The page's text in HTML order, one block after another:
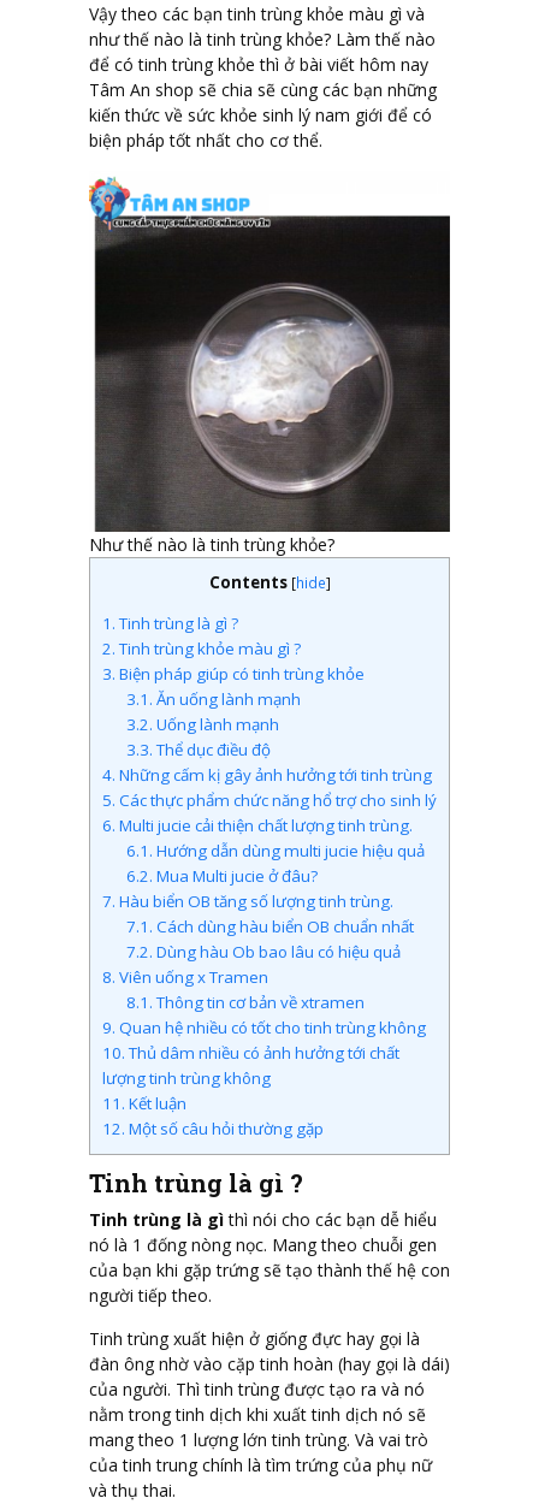
Vậy theo các bạn tinh trùng khỏe màu gì và
như thế nào là tinh trùng khỏe? Làm thế nào
để có tinh trùng khỏe thì ở bài viết hôm nay
Tâm An shop sẽ chia sẽ cùng các bạn những
kiến thức về sức khỏe sinh lý nam giới để có
biện pháp tốt nhất cho cơ thể.
Như thế nào là tinh trùng khỏe?
Contents [hide]
1.Tinh trùng là gì ?
2.Tinh trùng khỏe màu gì ?
3. Biện pháp giúp có tinh trùng khỏe
3.1. Ăn uống lành mạnh
3.2. Uống lành mạnh
3.3.Thể dục điều độ
4. Những cấm kị gây ảnh hưởng tới tinh trùng
5. Các thực phẩm chức năng hổ trợ cho sinh lý
6. Multi jucie cải thiện chất lượng tinh trùng.
6.1. Hướng dẫn dùng multi jucie hiệu quả
6.2. Mua Multi jucie ở đâu?
7. Hàu biển OB tăng số lượng tinh trùng.
7.1. Cách dùng hàu biển OB chuẩn nhất
7.2. Dùng hàu Ob bao lâu có hiệu quả
8. Viên uống x Tramen
8.1.Thông tin cơ bản về xtramen
9. Quan hệ nhiều có tốt cho tinh trùng không
10.Thủ dâm nhiều có ảnh hưởng tới chất
lượng tinh trùng không
11. Kết luận
12. Một số câu hỏi thường gặp
Tinh trùng là gì ?
Tinh trùng là gìthì nói cho các bạn dễ hiểu
nó là 1 đống nòng nọc. Mang theo chuỗi gen
của bạn khi gặp trứng sẽ tạo thành thế hệ con
người tiếp theo.
Tinh trùng xuất hiện ở giống đực hay gọi là
đàn ông nhờ vào cặp tinh hoàn (hay gọi là dái)
của người. Thì tinh trùng được tạo ra và nó
nằm trong tinh dịch khi xuất tinh dịch nó sẽ
mang theo 1 lượng lớn tinh trùng. Và vai trò
của tinh trung chính là tìm trứng của phụ nữ
và thụ thai.